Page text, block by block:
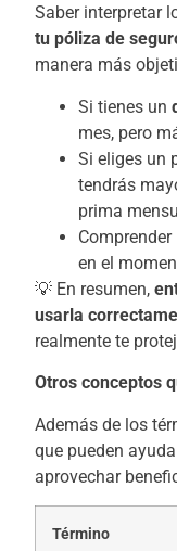
Saber interpretar
tu póliza de
manera más
Si tienes un
mes, pero
Si eliges un
tendrás
prima
en el
💡 En resumen,
usarla
realmente te
Otros conceptos
Además de los
que pueden
aprovechar
Término